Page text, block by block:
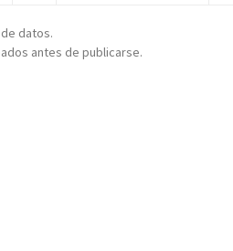
datos.
antes de publicarse.